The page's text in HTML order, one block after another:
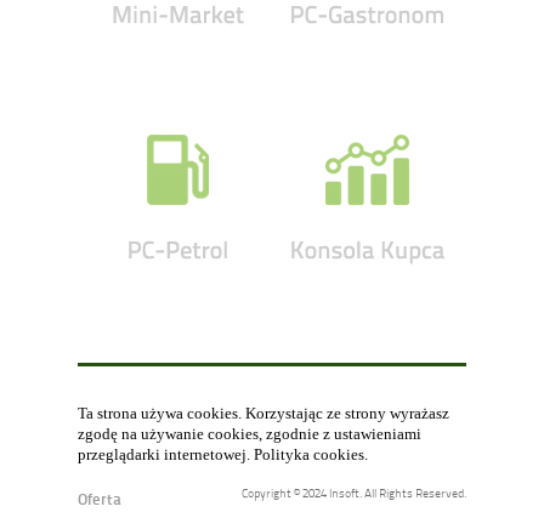
Ta strona używa cookies. Korzystając ze strony wyrażasz
zgodę na używanie cookies, zgodnie z ustawieniami
przeglądarki internetowej. Polityka cookies.
Copyright © 2024 Insoft. All Rights Reserved.
Oferta